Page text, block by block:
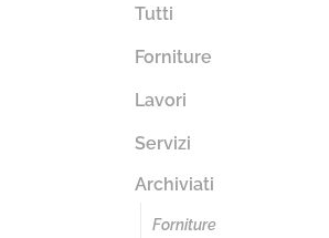
Tutti
Forniture
Lavori
Servizi
Archiviati
Forniture